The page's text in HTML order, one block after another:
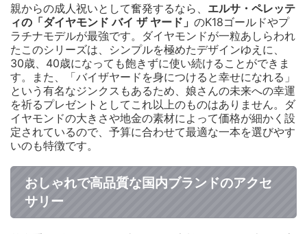
親からの成人祝いとして奮発するなら、 エルサ・ペレッテ
ィの「ダイヤモンド バイ ザ ヤード」 のK18ゴールドやプ
ラチナモデルが最強です。ダイヤモンドが一粒あしらわれ
たこのシリーズは、シンプルを極めたデザインゆえに、
30歳、40歳になっても飽きずに使い続けることができま
す。また、「バイザヤードを身につけると幸せになれる」
という有名なジンクスもあるため、娘さんの未来への幸運
を祈るプレゼントとしてこれ以上のものはありません。ダ
イヤモンドの大きさや地金の素材によって価格が細かく設
定されているので、予算に合わせて最適な一本を選びやす
いのも特徴です。
おしゃれで高品質な国内ブランドのアクセ
サリー